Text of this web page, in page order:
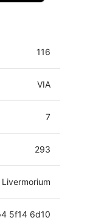
116
VIA
7
293
Livermorium
5f14 6d10